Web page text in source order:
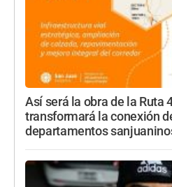
Así será la obra de la Ruta
transformará la conexión
departamentos